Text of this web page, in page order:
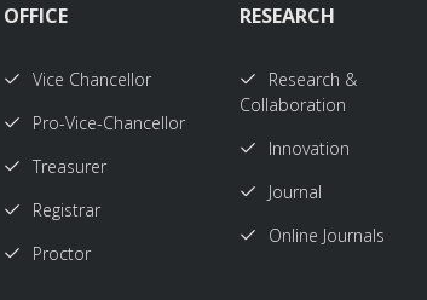
OFFICE
Vice Chancellor
Pro-Vice-Chancellor
Treasurer
Registrar
Proctor
RESEARCH
Research &
Collaboration
Innovation
Journal
Online Journals